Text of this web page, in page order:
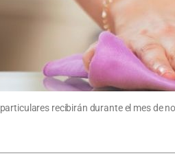
recibirán durante el mes de